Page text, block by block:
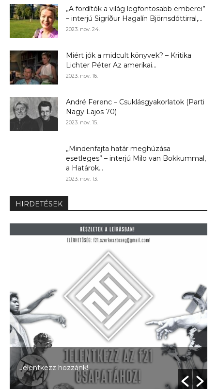
„A fordítók a világ legfontosabb emberei”
– interjú Sigríður Hagalín Björnsdóttirral,...
2023. nov. 24.
Miért jók a midcult könyvek? – Kritika
Lichter Péter Az amerikai...
2023. nov. 16.
André Ferenc – Csuklásgyakorlatok (Parti
Nagy Lajos 70)
2023. nov. 15.
„Mindenfajta határ meghúzása
esetleges” – interjú Milo van Bokkummal,
a Határok...
2023. nov. 13.
HIRDETÉSEK
A kovászos kenyérsztori egyenesen a sütőből